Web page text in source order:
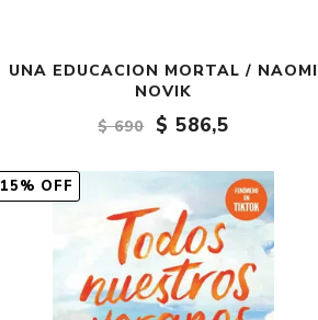
UNA EDUCACION MORTAL / NAOMI
NOVIK
$ 690
$ 586,5
15% OFF